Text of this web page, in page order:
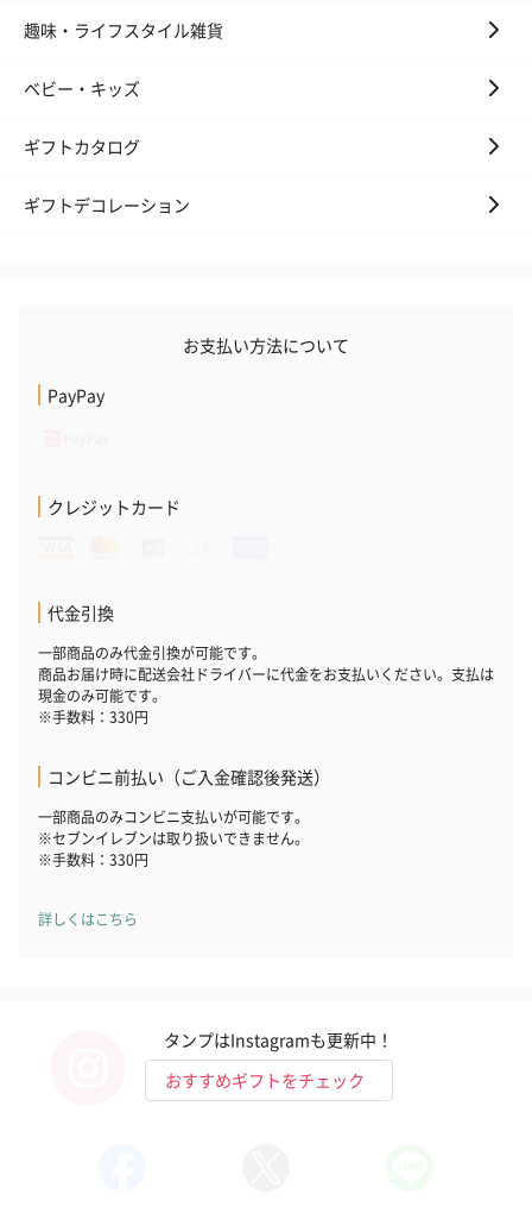
趣味・ライフスタイル雑貨
ベビー・キッズ
ギフトカタログ
ギフトデコレーション
お支払い方法について
PayPay
クレジットカード
代金引換
一部商品のみ代金引換が可能です。
商品お届け時に配送会社ドライバーに代金をお支払いください。支払は
現金のみ可能です。
※手数料：330円
コンビニ前払い（ご入金確認後発送）
一部商品のみコンビニ支払いが可能です。
※セブンイレブンは取り扱いできません。
※手数料：330円
詳しくはこちら
タンプはInstagramも更新中！
おすすめギフトをチェック